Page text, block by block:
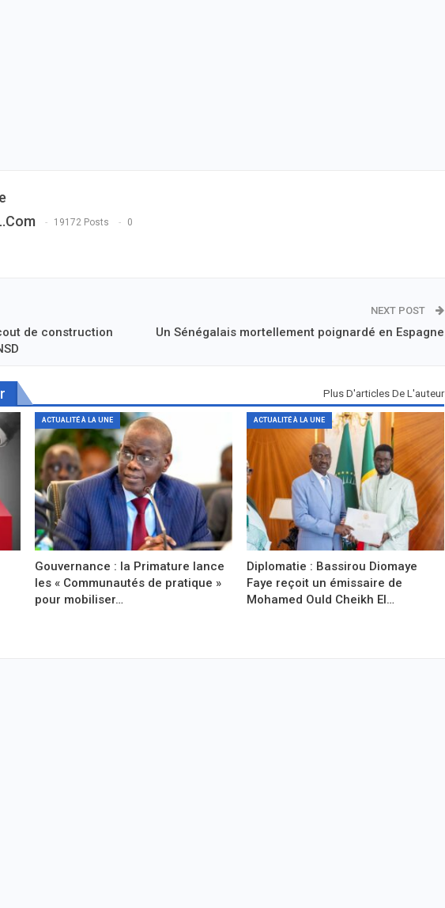
19172 Posts 0
de construction
NEXT POST
Un Sénégalais mortellement poignardé en Espagne
Plus D'articles De L'auteur
ACTUALITÉ À LA UNE
Gouvernance : la Primature lance
les « Communautés de pratique »
pour mobiliser…
ACTUALITÉ À LA UNE
Diplomatie : Bassirou Diomaye
Faye reçoit un émissaire de
Mohamed Ould Cheikh El…